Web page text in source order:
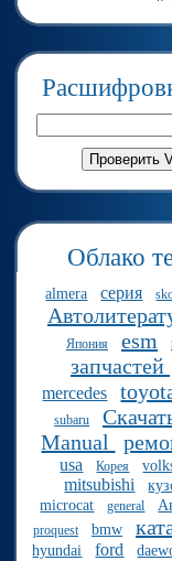
Облако
almera серия
Япония
esm
запчастей
mercedes
subaru
Manual
usa Корея
mitsubishi
microcat
general
proquest bmw
hyundai
ford